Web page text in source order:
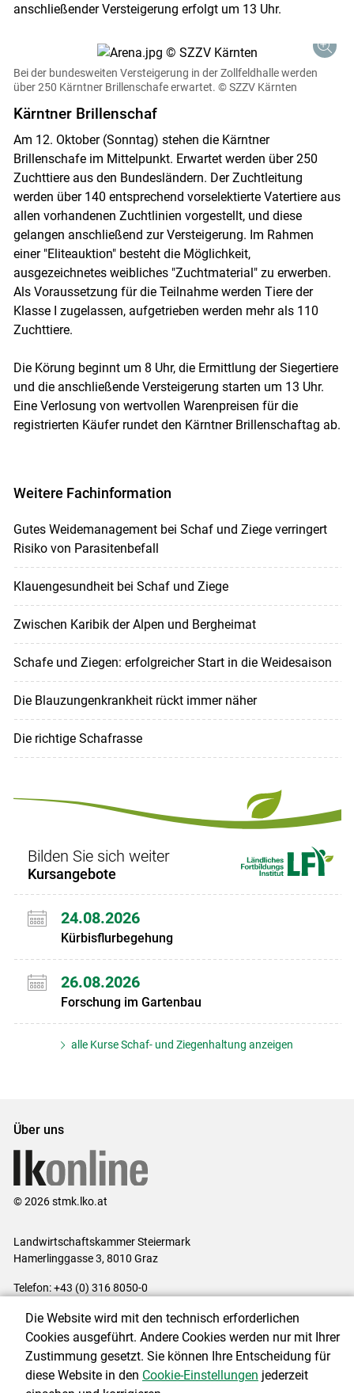
anschließender Versteigerung erfolgt um 13 Uhr.
Bei der bundesweiten Versteigerung in der Zollfeldhalle werden
über 250 Kärntner Brillenschafe erwartet. © SZZV Kärnten
Kärntner Brillenschaf
Am 12. Oktober (Sonntag) stehen die Kärntner
Brillenschafe im Mittelpunkt. Erwartet werden über 250
Zuchttiere aus den Bundesländern. Der Zuchtleitung
werden über 140 entsprechend vorselektierte Vatertiere aus
allen vorhandenen Zuchtlinien vorgestellt, und diese
gelangen anschließend zur Versteigerung. Im Rahmen
einer "Eliteauktion" besteht die Möglichkeit,
ausgezeichnetes weibliches "Zuchtmaterial" zu erwerben.
Als Voraussetzung für die Teilnahme werden Tiere der
Klasse I zugelassen, aufgetrieben werden mehr als 110
Zuchttiere.
Die Körung beginnt um 8 Uhr, die Ermittlung der Siegertiere
und die anschließende Versteigerung starten um 13 Uhr.
Eine Verlosung von wertvollen Warenpreisen für die
registrierten Käufer rundet den Kärntner Brillenschaftag ab.
Weitere Fachinformation
Gutes Weidemanagement bei Schaf und Ziege verringert
Risiko von Parasitenbefall
Klauengesundheit bei Schaf und Ziege
Zwischen Karibik der Alpen und Bergheimat
Schafe und Ziegen: erfolgreicher Start in die Weidesaison
Die Blauzungenkrankheit rückt immer näher
Die richtige Schafrasse
Bilden Sie sich weiter
Kursangebote
24.08.2026
Kürbisflurbegehung
26.08.2026
Forschung im Gartenbau
alle Kurse Schaf- und Ziegenhaltung anzeigen
Über uns
© 2026 stmk.lko.at
Landwirtschaftskammer Steiermark
Hamerlinggasse 3, 8010 Graz
Telefon: +43 (0) 316 8050-0
Impressum|Kontakt|Datenschutzerklärung|Barrierefreiheit|
Cookie-Einstellungen
Die Website wird mit den technisch erforderlichen
Cookies ausgeführt. Andere Cookies werden nur mit Ihrer
Zustimmung gesetzt. Sie können Ihre Entscheidung für
diese Website in den Cookie-Einstellungen jederzeit